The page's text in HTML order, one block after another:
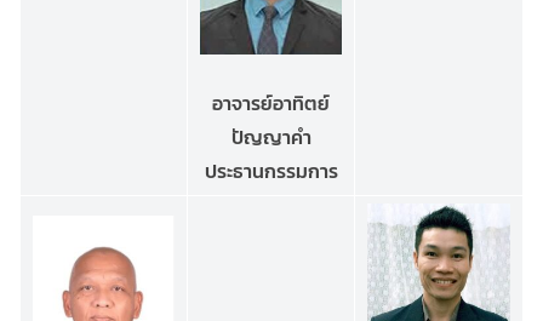
อาจารย์อาทิตย์
ปัญญาคำ
ประธานกรรมการ